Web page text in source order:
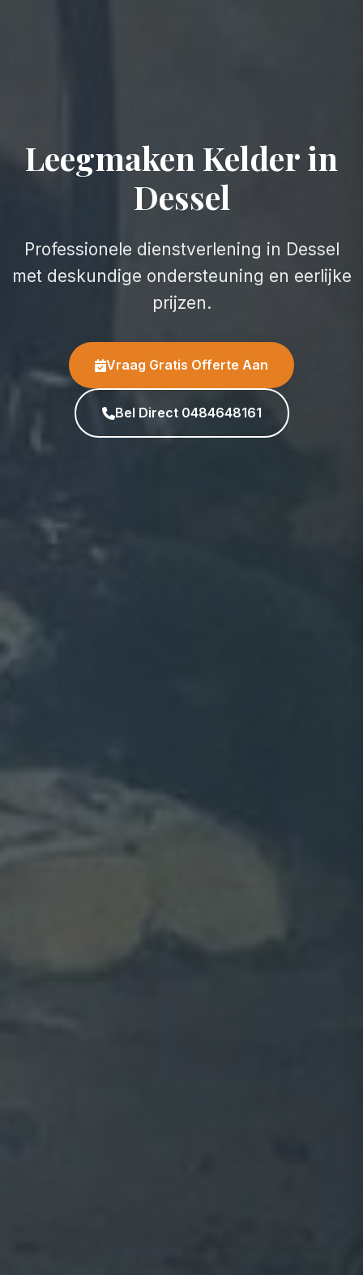
Leegmaken Kelder in
Dessel
Professionele dienstverlening in Dessel
met deskundige ondersteuning en eerlijke
prijzen.
Vraag Gratis Offerte Aan
Bel Direct 0484648161